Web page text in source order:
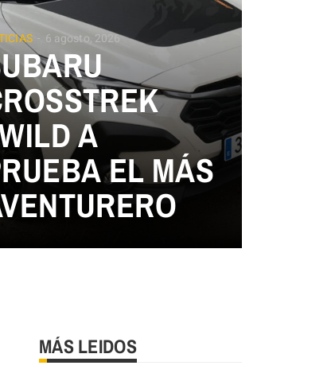
6 agosto, 2026
A
EL MÁS
MÁS LEIDOS